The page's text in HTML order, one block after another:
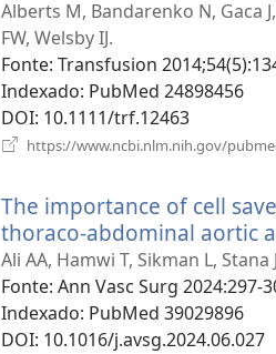
Alberts M, Bandarenko N, Gaca
FW, Welsby IJ.
Fonte‎: Transfusion
Indexado‎: PubMed 24898456
DOI‎: 10.1111/trf.12463
https://www.ncbi.nlm.nih.gov/
The importance of cell
thoraco-abdominal aortic
Ali AA, Hamwi T, Sikman L,
Fonte‎: Ann Vasc Surg 2024:297-
Indexado‎: PubMed 39029896
DOI‎: 10.1016/j.avsg.2024.06.027